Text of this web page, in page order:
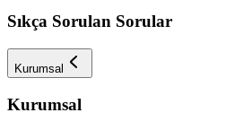
Sıkça Sorulan Sorular
Kurumsal
Kurumsal